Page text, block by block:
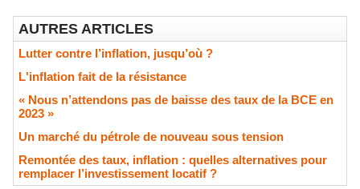
AUTRES ARTICLES
Lutter contre l’inflation, jusqu’où ?
L'inflation fait de la résistance
« Nous n’attendons pas de baisse des taux de la BCE en
2023 »
​Un marché du pétrole de nouveau sous tension
Remontée des taux, inflation : quelles alternatives pour
remplacer l’investissement locatif ?